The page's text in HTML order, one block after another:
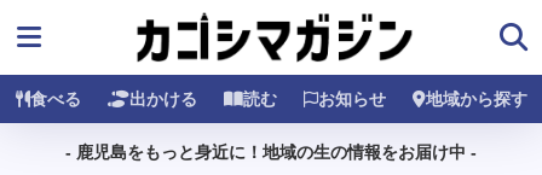
食べる 出かける 読む お知らせ 地域から探す
- 鹿児島をもっと身近に！地域の生の情報をお届け中 -